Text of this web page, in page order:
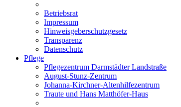
Betriebsrat
Impressum
Hinweisgeberschutzgesetz
Transparenz
Datenschutz
Pflege
Pflegezentrum Darmstädter Landstraße
August-Stunz-Zentrum
Johanna-Kirchner-Altenhilfezentrum
Traute und Hans Matthöfer-Haus